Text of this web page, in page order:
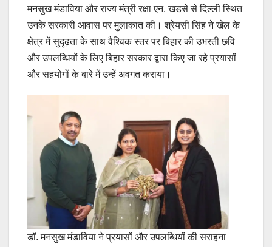
मनसुख मंडाविया और राज्य मंत्री रक्षा एन. खडसे से दिल्ली स्थित
उनके सरकारी आवास पर मुलाकात की। श्रेयसी सिंह ने खेल के
क्षेत्र में सुदृढ़ता के साथ वैश्विक स्तर पर बिहार की उभरती छवि
और उपलब्धियों के लिए बिहार सरकार द्वारा किए जा रहे प्रयासों
और सहयोगों के बारे में उन्हें अवगत कराया।
डॉ. मनसुख मंडाविया ने प्रयासों और उपलब्धियों की सराहना